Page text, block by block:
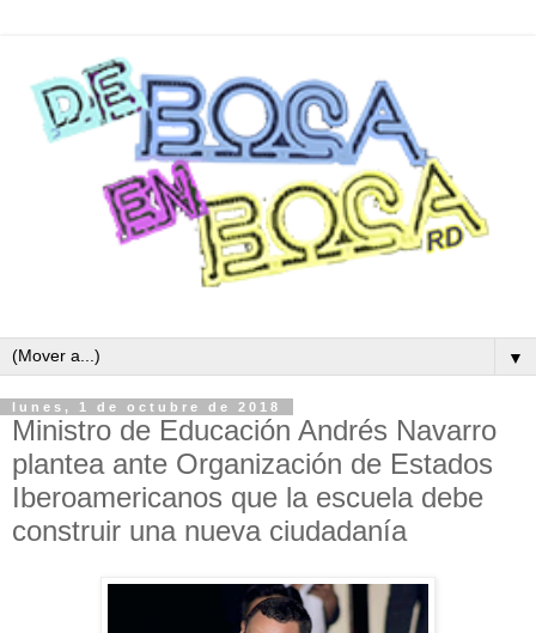
▼
lunes, 1 de octubre de 2018
Ministro de Educación Andrés Navarro
plantea ante Organización de Estados
Iberoamericanos que la escuela debe
construir una nueva ciudadanía